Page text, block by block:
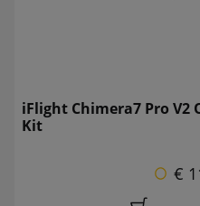
iFlight Chimera7 Pro V2
Kit
€